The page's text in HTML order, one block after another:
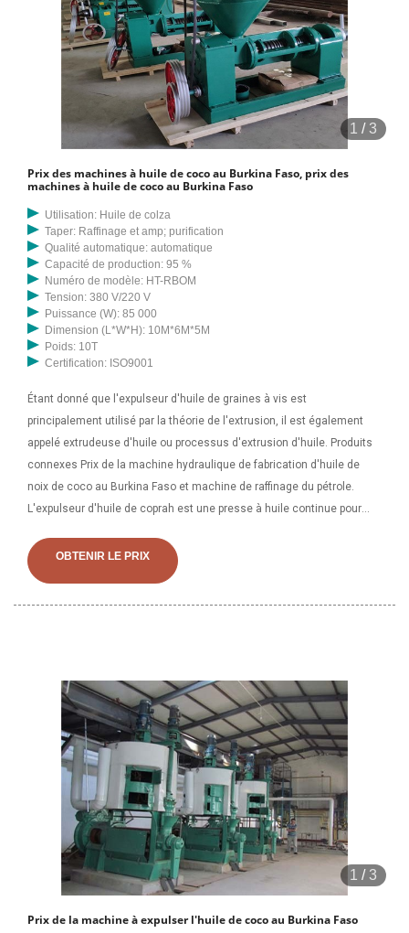
1 /3
Prix des machines à huile de coco au Burkina Faso, prix des
machines à huile de coco au Burkina Faso
Utilisation: Huile de colza
Taper: Raffinage et amp; purification
Qualité automatique: automatique
Capacité de production: 95 %
Numéro de modèle: HT-RBOM
Tension: 380 V/220 V
Puissance (W): 85 000
Dimension (L*W*H): 10M*6M*5M
Poids: 10T
Certification: ISO9001
Étant donné que l'expulseur d'huile de graines à vis est
principalement utilisé par la théorie de l'extrusion, il est également
appelé extrudeuse d'huile ou processus d'extrusion d'huile. Produits
connexes Prix de la machine hydraulique de fabrication d'huile de
noix de coco au Burkina Faso et machine de raffinage du pétrole.
L'expulseur d'huile de coprah est une presse à huile continue pour
OBTENIR LE PRIX
1 /3
Prix de la machine à expulser l'huile de coco au Burkina Faso